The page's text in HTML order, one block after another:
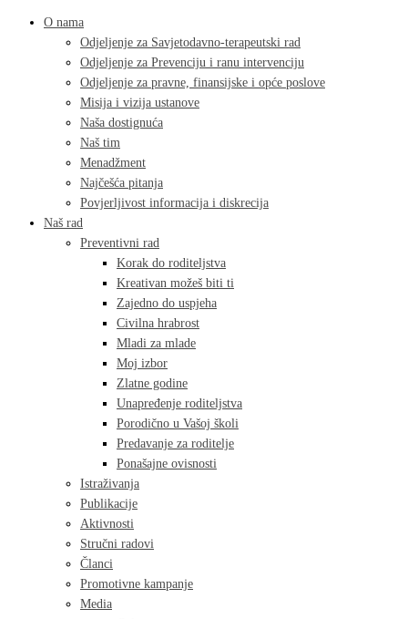
O nama
Odjeljenje za Savjetodavno-terapeutski rad
Odjeljenje za Prevenciju i ranu intervenciju
Odjeljenje za pravne, finansijske i opće poslove
Misija i vizija ustanove
Naša dostignuća
Naš tim
Menadžment
Najčešća pitanja
Povjerljivost informacija i diskrecija
Naš rad
Preventivni rad
Korak do roditeljstva
Kreativan možeš biti ti
Zajedno do uspjeha
Civilna hrabrost
Mladi za mlade
Moj izbor
Zlatne godine
Unapređenje roditeljstva
Porodično u Vašoj školi
Predavanje za roditelje
Ponašajne ovisnosti
Istraživanja
Publikacije
Aktivnosti
Stručni radovi
Članci
Promotivne kampanje
Media